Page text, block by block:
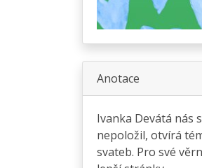
Anotace
Ivanka Devátá nás
nepoložil, otvírá
svateb. Pro své